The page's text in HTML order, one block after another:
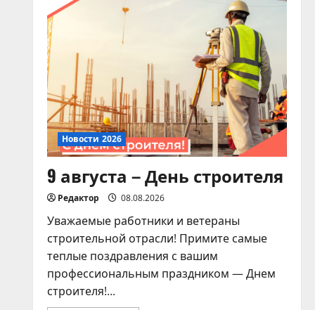
«Дорогами Славы»
5
Новости 2026
Памятка для владельцев
домашних питомцев!
07.08.2026
Новости 2026
9 августа – День строителя
Редактор 08.08.2026
Уважаемые работники и ветераны
строительной отрасли! Примите самые
теплые поздравления с вашим
профессиональным праздником — Днем
строителя!...